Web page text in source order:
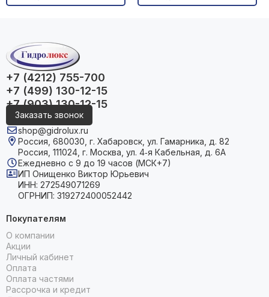
+7 (4212) 755-700
+7 (499) 130-12-15
+7 (903) 130-12-15
Заказать звонок
shop@gidrolux.ru
Россия, 680030, г. Хабаровск, ул. Гамарника, д. 82
Россия, 111024, г. Москва, ул. 4‑я Кабельная, д. 6А
Ежедневно с 9 до 19 часов (МСК+7)
ИП Онищенко Виктор Юрьевич
ИНН: 272549071269
ОГРНИП: 319272400052442
Покупателям
О компании
Акции
Личный кабинет
Оплата
Оплата частями
Рассрочка и кредит